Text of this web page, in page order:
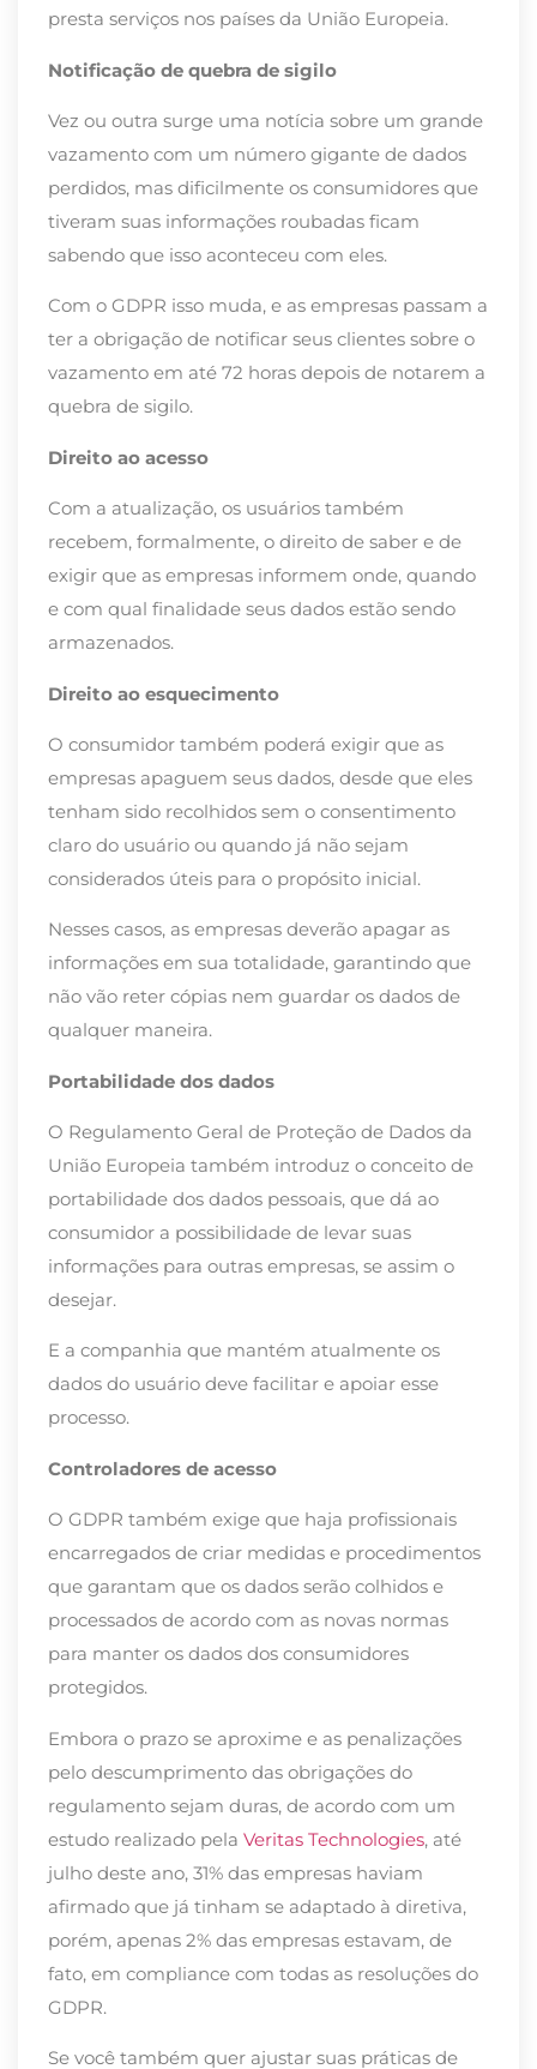
presta serviços nos países da União Europeia.
Notificação de quebra de sigilo
Vez ou outra surge uma notícia sobre um grande
vazamento com um número gigante de dados
perdidos, mas dificilmente os consumidores que
tiveram suas informações roubadas ficam
sabendo que isso aconteceu com eles.
Com o GDPR isso muda, e as empresas passam a
ter a obrigação de notificar seus clientes sobre o
vazamento em até 72 horas depois de notarem a
quebra de sigilo.
Direito ao acesso
Com a atualização, os usuários também
recebem, formalmente, o direito de saber e de
exigir que as empresas informem onde, quando
e com qual finalidade seus dados estão sendo
armazenados.
Direito ao esquecimento
O consumidor também poderá exigir que as
empresas apaguem seus dados, desde que eles
tenham sido recolhidos sem o consentimento
claro do usuário ou quando já não sejam
considerados úteis para o propósito inicial.
Nesses casos, as empresas deverão apagar as
informações em sua totalidade, garantindo que
não vão reter cópias nem guardar os dados de
qualquer maneira.
Portabilidade dos dados
O Regulamento Geral de Proteção de Dados da
União Europeia também introduz o conceito de
portabilidade dos dados pessoais, que dá ao
consumidor a possibilidade de levar suas
informações para outras empresas, se assim o
desejar.
E a companhia que mantém atualmente os
dados do usuário deve facilitar e apoiar esse
processo.
Controladores de acesso
O GDPR também exige que haja profissionais
encarregados de criar medidas e procedimentos
que garantam que os dados serão colhidos e
processados de acordo com as novas normas
para manter os dados dos consumidores
protegidos.
Embora o prazo se aproxime e as penalizações
pelo descumprimento das obrigações do
regulamento sejam duras, de acordo com um
estudo realizado pela Veritas Technologies, até
julho deste ano, 31% das empresas haviam
afirmado que já tinham se adaptado à diretiva,
porém, apenas 2% das empresas estavam, de
fato, em compliance com todas as resoluções do
GDPR.
Se você também quer ajustar suas práticas de